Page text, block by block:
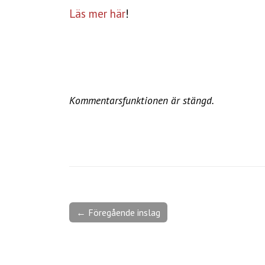
Läs mer här!
Kommentarsfunktionen är stängd.
← Föregående inslag